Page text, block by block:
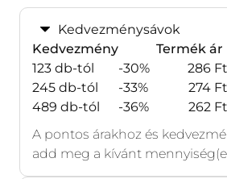
Kedvezménysávok
Kedvezmény
Termék ár
123 db-tól
-30% 286
245 db-tól
-33% 274
489 db-tól
-36% 262
A pontos árakhoz és
add meg a kívánt